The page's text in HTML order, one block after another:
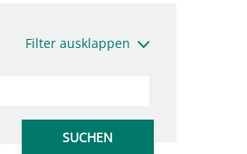
Filter ausklappen